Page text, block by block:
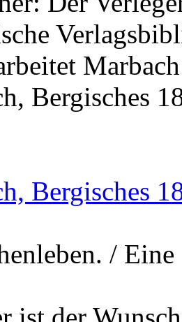
Bergisches
Bergisches
/